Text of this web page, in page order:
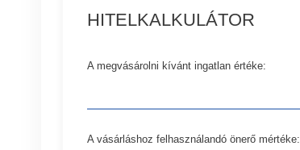
HITELKALKULÁTOR
A megvásárolni kívánt ingatlan értéke:
A vásárláshoz felhasználandó önerő mértéke: